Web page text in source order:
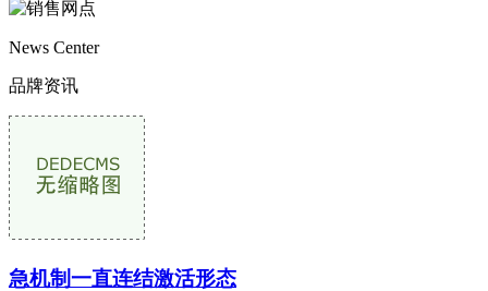
News Center
品牌资讯
急机制一直连结激活形态